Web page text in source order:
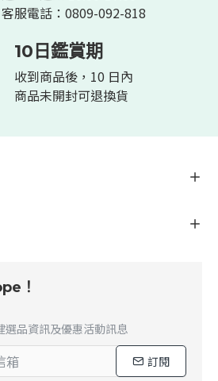
客服電話：0809-092-818
10日鑑賞期
收到商品後，10 日內
商品未開封可退換貨
！
選品資訊及優惠活動訊息
訂閱